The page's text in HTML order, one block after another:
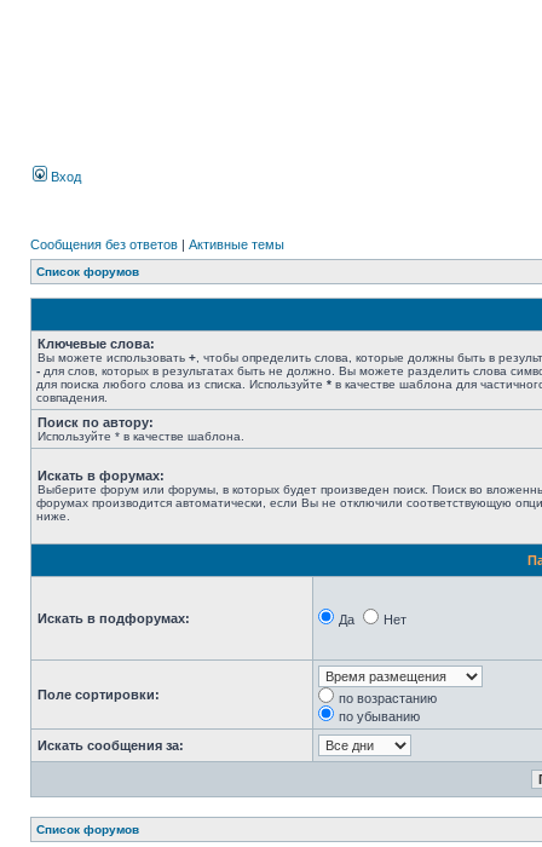
Вход
Сообщения без ответов | Активные темы
Список форумов
Ключевые слова:
Вы можете использовать + , чтобы определить слова, которые должны быть в
- для слов, которых в результатах быть не должно. Вы можете разделить слова
для поиска любого слова из списка. Используйте * в качестве шаблона для
совпадения.
Поиск по автору:
Используйте * в качестве шаблона.
Искать в форумах:
Выберите форум или форумы, в которых будет произведен поиск. Поиск во
форумах производится автоматически, если Вы не отключили соответствующую
ниже.
Искать в подфорумах: Да Нет
Поле сортировки:
по возрастанию
по убыванию
Искать сообщения за:
Список форумов